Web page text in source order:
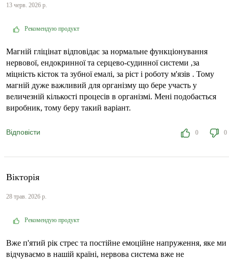
13 черв. 2026 р.
Рекомендую продукт
Магній гліцінат відповідає за нормальне функціонування
нервової, ендокринної та серцево-судинної системи ,за
міцність кісток та зубної емалі, за ріст і роботу м'язів . Тому
магній дуже важливий для організму що бере участь у
величезній кількості процесів в організмі. Мені подобається
виробник, тому беру такий варіант.
Відповісти 0 0
Вікторія
28 трав. 2026 р.
Рекомендую продукт
Вже п'ятий рік стрес та постійне емоційне напруження, яке ми
відчуваємо в нашій країні, нервова система вже не